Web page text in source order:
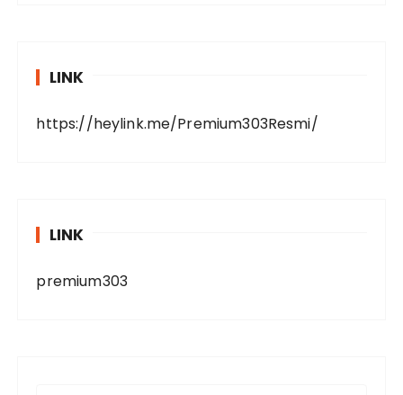
LINK
https://heylink.me/Premium303Resmi/
LINK
premium303